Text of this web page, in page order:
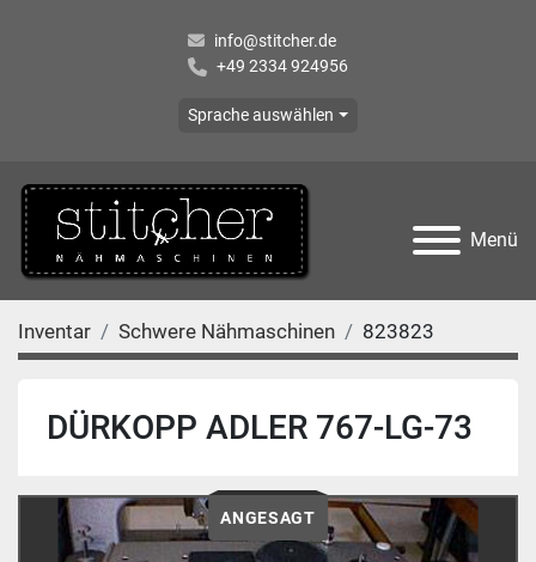
info@stitcher.de
+49 2334 924956
Sprache auswählen
Menü
Inventar Schwere Nähmaschinen 823823
DÜRKOPP ADLER 767-LG-73
ANGESAGT